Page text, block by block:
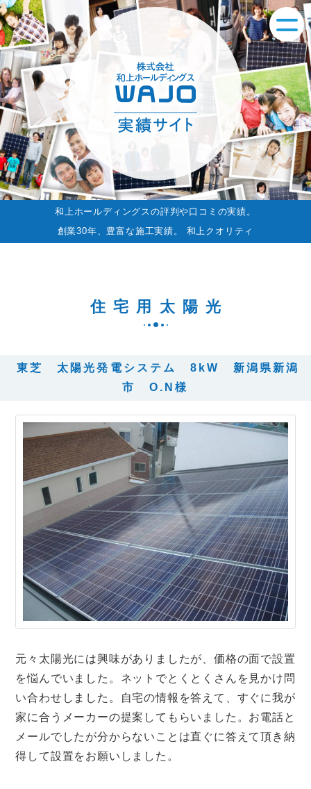
和上ホールディングスの評判や口コミの実績。
創業30年、豊富な施工実績。 和上クオリティ
住宅用太陽光
東芝 太陽光発電システム 8kW 新潟県新潟
市 O.N様
元々太陽光には興味がありましたが、価格の面で設置
を悩んでいました。ネットでとくとくさんを見かけ問
い合わせしました。自宅の情報を答えて、すぐに我が
家に合うメーカーの提案してもらいました。お電話と
メールでしたが分からないことは直ぐに答えて頂き納
得して設置をお願いしました。